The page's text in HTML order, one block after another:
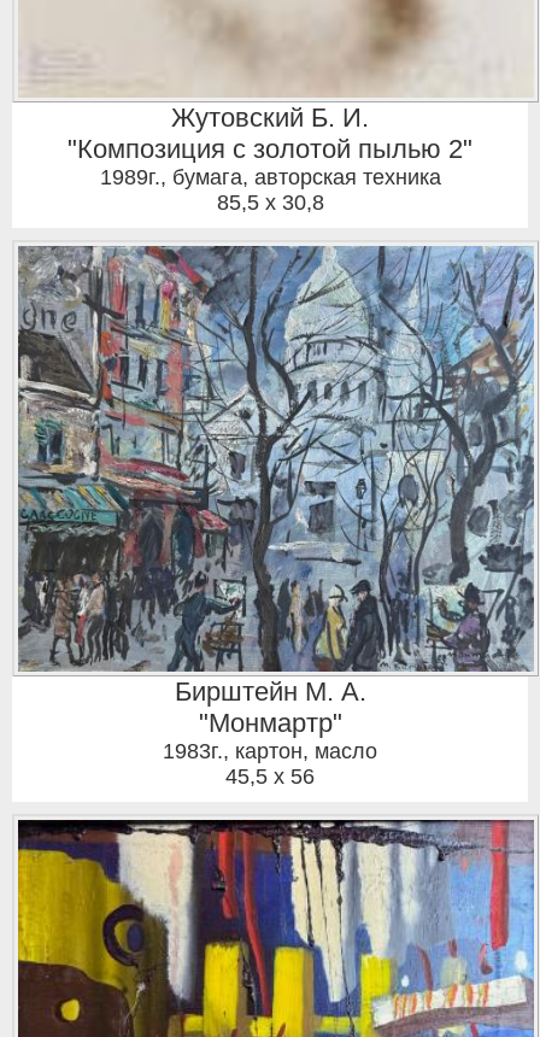
Жутовский Б. И.
"Композиция с золотой пылью 2"
1989г., бумага, авторская техника
85,5 x 30,8
Бирштейн М. А.
"Монмартр"
1983г., картон, масло
45,5 x 56